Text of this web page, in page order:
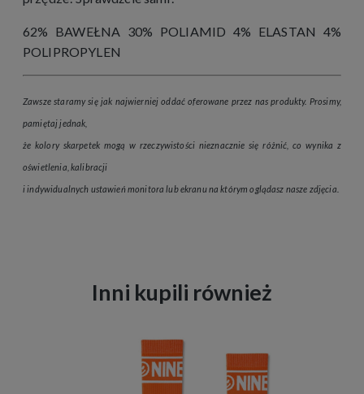
62% BAWEŁNA 30% POLIAMID 4% ELASTAN 4%
POLIPROPYLEN
Zawsze staramy się jak najwierniej oddać oferowane przez nas produkty. Prosimy,
pamiętaj jednak,
że kolory skarpetek mogą w rzeczywistości nieznacznie się różnić, co wynika z
oświetlenia, kalibracji
i indywidualnych ustawień monitora lub ekranu na którym oglądasz nasze zdjęcia.
Inni kupili również